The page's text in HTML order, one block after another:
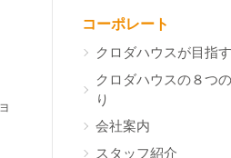
コーポレート
クロダハウスが目指
クロダハウスの８つ
り
会社案内
スタッフ紹介